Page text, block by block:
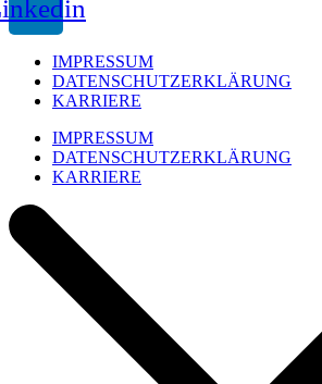
IMPRESSUM
DATENSCHUTZERKLÄRUNG
KARRIERE
IMPRESSUM
DATENSCHUTZERKLÄRUNG
KARRIERE